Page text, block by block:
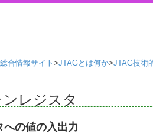
合情報サイト >JTAGとは何か>JTAG技術
レジスタ
への値の入出力